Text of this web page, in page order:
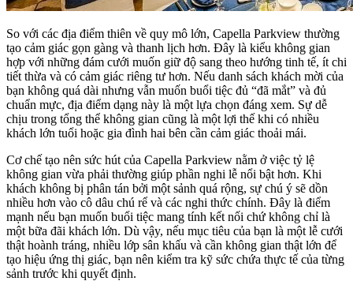
So với các địa điểm thiên về quy mô lớn, Capella Parkview thường
tạo cảm giác gọn gàng và thanh lịch hơn. Đây là kiểu không gian
hợp với những đám cưới muốn giữ độ sang theo hướng tinh tế, ít chi
tiết thừa và có cảm giác riêng tư hơn. Nếu danh sách khách mời của
bạn không quá dài nhưng vẫn muốn buổi tiệc đủ “đã mắt” và đủ
chuẩn mực, địa điểm dạng này là một lựa chọn đáng xem. Sự dễ
chịu trong tổng thể không gian cũng là một lợi thế khi có nhiều
khách lớn tuổi hoặc gia đình hai bên cần cảm giác thoải mái.
Cơ chế tạo nên sức hút của Capella Parkview nằm ở việc tỷ lệ
không gian vừa phải thường giúp phần nghi lễ nổi bật hơn. Khi
khách không bị phân tán bởi một sảnh quá rộng, sự chú ý sẽ dồn
nhiều hơn vào cô dâu chú rể và các nghi thức chính. Đây là điểm
mạnh nếu bạn muốn buổi tiệc mang tính kết nối chứ không chỉ là
một bữa đãi khách lớn. Dù vậy, nếu mục tiêu của bạn là một lễ cưới
thật hoành tráng, nhiều lớp sân khấu và cần không gian thật lớn để
tạo hiệu ứng thị giác, bạn nên kiểm tra kỹ sức chứa thực tế của từng
sảnh trước khi quyết định.